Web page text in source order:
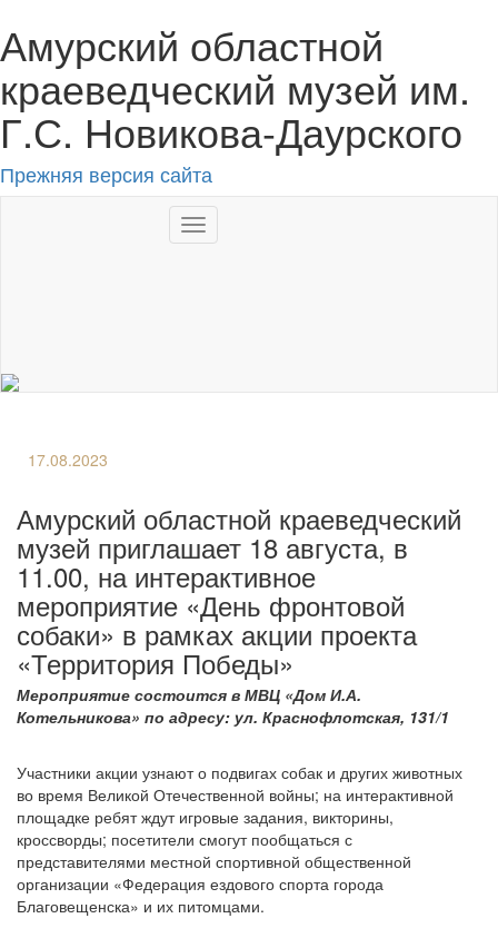
Амурский областной
краеведческий музей им.
Г.С. Новикова-Даурского
Прежняя версия сайта
Toggle
navigation
17.08.2023
Амурский областной краеведческий
музей приглашает 18 августа, в
11.00, на интерактивное
мероприятие «День фронтовой
собаки» в рамках акции проекта
«Территория Победы»
Мероприятие состоится в МВЦ «Дом И.А.
Котельникова» по адресу: ул. Краснофлотская, 131/1
Участники акции узнают о подвигах собак и других животных
во время Великой Отечественной войны; на интерактивной
площадке ребят ждут игровые задания, викторины,
кроссворды; посетители смогут пообщаться с
представителями местной спортивной общественной
организации «Федерация ездового спорта города
Благовещенска» и их питомцами.